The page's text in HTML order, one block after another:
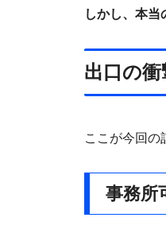
しかし、本
出口の
ここが今回の
事務所